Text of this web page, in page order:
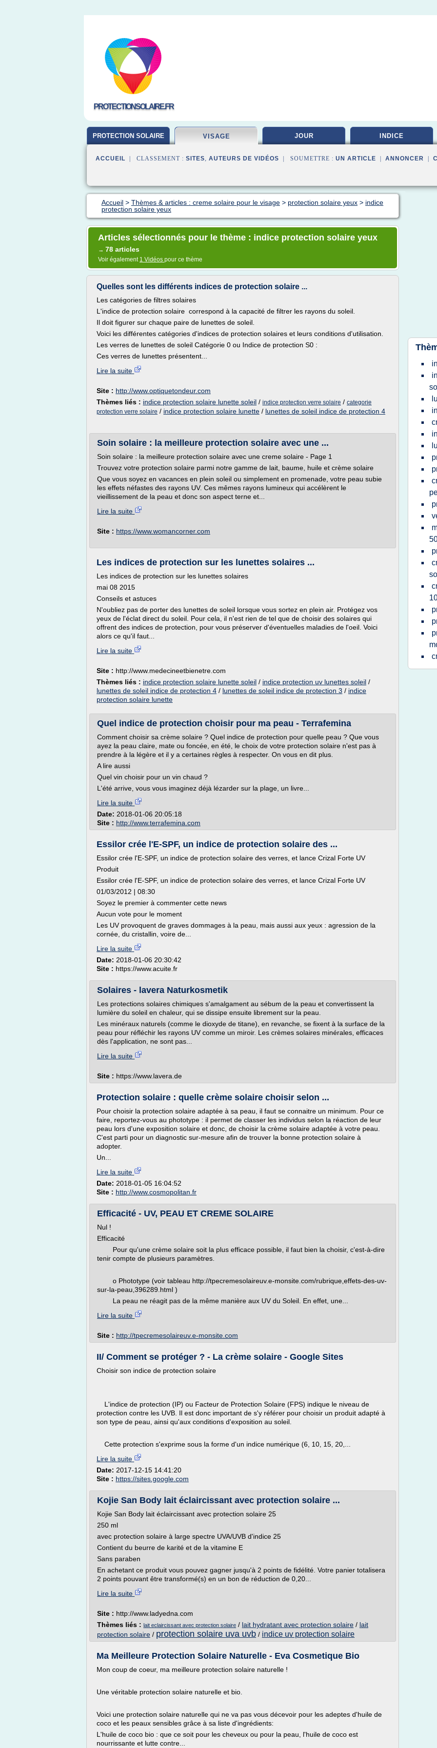
PROTECTIONSOLAIRE.FR
PROTECTION SOLAIRE VISAGE JOUR INDICE
ACCUEIL | CLASSEMENT : SITES, AUTEURS DE VIDÉOS | SOUMETTRE : UN ARTICLE ANNONCER
Accueil > Thèmes & articles : creme solaire pour le visage > protection solaire yeux > indice
protection solaire yeux
Articles sélectionnés pour le thème : indice protection solaire yeux
→ 78 articles
Voir également 1 Vidéos pour ce thème
Quelles sont les différents indices de protection solaire ...
Les catégories de filtres solaires
L'indice de protection solaire correspond à la capacité de filtrer les rayons du soleil.
Il doit figurer sur chaque paire de lunettes de soleil.
Voici les différentes catégories d'indices de protection solaires et leurs conditions d'utilisation.
Les verres de lunettes de soleil Catégorie 0 ou Indice de protection S0 :
Ces verres de lunettes présentent...
Lire la suite
Site : http://www.optiquetondeur.com
Thèmes liés : indice protection solaire lunette soleil / indice protection verre solaire / categorie
protection verre solaire / indice protection solaire lunette / lunettes de soleil indice de protection 4
Soin solaire : la meilleure protection solaire avec une ...
Soin solaire : la meilleure protection solaire avec une creme solaire - Page 1
Trouvez votre protection solaire parmi notre gamme de lait, baume, huile et crème solaire
Que vous soyez en vacances en plein soleil ou simplement en promenade, votre peau subie
les effets néfastes des rayons UV. Ces mêmes rayons lumineux qui accélèrent le
vieillissement de la peau et donc son aspect terne et...
Lire la suite
Site : https://www.womancorner.com
Les indices de protection sur les lunettes solaires ...
Les indices de protection sur les lunettes solaires
mai 08 2015
Conseils et astuces
N'oubliez pas de porter des lunettes de soleil lorsque vous sortez en plein air. Protégez vos
yeux de l'éclat direct du soleil. Pour cela, il n'est rien de tel que de choisir des solaires qui
offrent des indices de protection, pour vous préserver d'éventuelles maladies de l'oeil. Voici
alors ce qu'il faut...
Lire la suite
Site : http://www.medecineetbienetre.com
Thèmes liés : indice protection solaire lunette soleil / indice protection uv lunettes soleil /
lunettes de soleil indice de protection 4 / lunettes de soleil indice de protection 3 / indice
protection solaire lunette
Quel indice de protection choisir pour ma peau - Terrafemina
Comment choisir sa crème solaire ? Quel indice de protection pour quelle peau ? Que vous
ayez la peau claire, mate ou foncée, en été, le choix de votre protection solaire n'est pas à
prendre à la légère et il y a certaines règles à respecter. On vous en dit plus.
A lire aussi
Quel vin choisir pour un vin chaud ?
L'été arrive, vous vous imaginez déjà lézarder sur la plage, un livre...
Lire la suite
Date: 2018-01-06 20:05:18
Site : http://www.terrafemina.com
Essilor crée l'E-SPF, un indice de protection solaire des ...
Essilor crée l'E-SPF, un indice de protection solaire des verres, et lance Crizal Forte UV
Produit
Essilor crée l'E-SPF, un indice de protection solaire des verres, et lance Crizal Forte UV
01/03/2012 | 08:30
Soyez le premier à commenter cette news
Aucun vote pour le moment
Les UV provoquent de graves dommages à la peau, mais aussi aux yeux : agression de la
cornée, du cristallin, voire de...
Lire la suite
Date: 2018-01-06 20:30:42
Site : https://www.acuite.fr
Solaires - lavera Naturkosmetik
Les protections solaires chimiques s'amalgament au sébum de la peau et convertissent la
lumière du soleil en chaleur, qui se dissipe ensuite librement sur la peau.
Les minéraux naturels (comme le dioxyde de titane), en revanche, se fixent à la surface de la
peau pour réfléchir les rayons UV comme un miroir. Les crèmes solaires minérales, efficaces
dès l'application, ne sont pas...
Lire la suite
Site : https://www.lavera.de
Protection solaire : quelle crème solaire choisir selon ...
Pour choisir la protection solaire adaptée à sa peau, il faut se connaitre un minimum. Pour ce
faire, reportez-vous au phototype : il permet de classer les individus selon la réaction de leur
peau lors d'une exposition solaire et donc, de choisir la crème solaire adaptée à votre peau.
C'est parti pour un diagnostic sur-mesure afin de trouver la bonne protection solaire à
adopter.
Un...
Lire la suite
Date: 2018-01-05 16:04:52
Site : http://www.cosmopolitan.fr
Efficacité - UV, PEAU ET CREME SOLAIRE
Nul !
Efficacité
Pour qu'une crème solaire soit la plus efficace possible, il faut bien la choisir, c'est-à-dire
tenir compte de plusieurs paramètres.
o Phototype (voir tableau http://tpecremesolaireuv.e-monsite.com/rubrique,effets-des-uv-
sur-la-peau,396289.html )
La peau ne réagit pas de la même manière aux UV du Soleil. En effet, une...
Lire la suite
Site : http://tpecremesolaireuv.e-monsite.com
II/ Comment se protéger ? - La crème solaire - Google Sites
Choisir son indice de protection solaire
L'indice de protection (IP) ou Facteur de Protection Solaire (FPS) indique le niveau de
protection contre les UVB. Il est donc important de s'y référer pour choisir un produit adapté à
son type de peau, ainsi qu'aux conditions d'exposition au soleil.
Cette protection s'exprime sous la forme d'un indice numérique (6, 10, 15, 20,...
Lire la suite
Date: 2017-12-15 14:41:20
Site : https://sites.google.com
Kojie San Body lait éclaircissant avec protection solaire ...
Kojie San Body lait éclaircissant avec protection solaire 25
250 ml
avec protection solaire à large spectre UVA/UVB d'indice 25
Contient du beurre de karité et de la vitamine E
Sans paraben
En achetant ce produit vous pouvez gagner jusqu'à 2 points de fidélité. Votre panier totalisera
2 points pouvant être transformé(s) en un bon de réduction de 0,20...
Lire la suite
Site : http://www.ladyedna.com
Thèmes liés : lait eclaircissant avec protection solaire / lait hydratant avec protection solaire / lait
protection solaire / protection solaire uva uvb / indice uv protection solaire
Ma Meilleure Protection Solaire Naturelle - Eva Cosmetique Bio
Mon coup de coeur, ma meilleure protection solaire naturelle !
Une véritable protection solaire naturelle et bio.
Voici une protection solaire naturelle qui ne va pas vous décevoir pour les adeptes d'huile de
coco et les peaux sensibles grâce à sa liste d'ingrédients:
L'huile de coco bio : que ce soit pour les cheveux ou pour la peau, l'huile de coco est
nourrissante et lutte contre...